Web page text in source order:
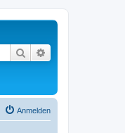
Suche
Anmelden